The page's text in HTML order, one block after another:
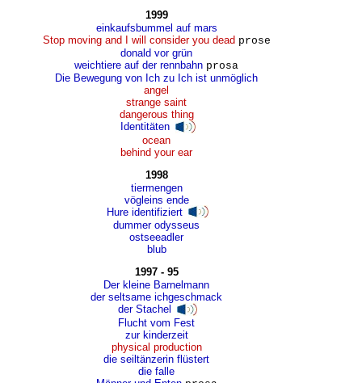
1999
einkaufsbummel auf mars
Stop moving and I will consider you dead prose
donald vor grün
weichtiere auf der rennbahn prosa
Die Bewegung von Ich zu Ich ist unmöglich
angel
strange saint
dangerous thing
Identitäten
ocean
behind your ear
1998
tiermengen
vögleins ende
Hure identifiziert
dummer odysseus
ostseeadler
blub
1997 - 95
Der kleine Barnelmann
der seltsame ichgeschmack
der Stachel
Flucht vom Fest
zur kinderzeit
physical production
die seiltänzerin flüstert
die falle